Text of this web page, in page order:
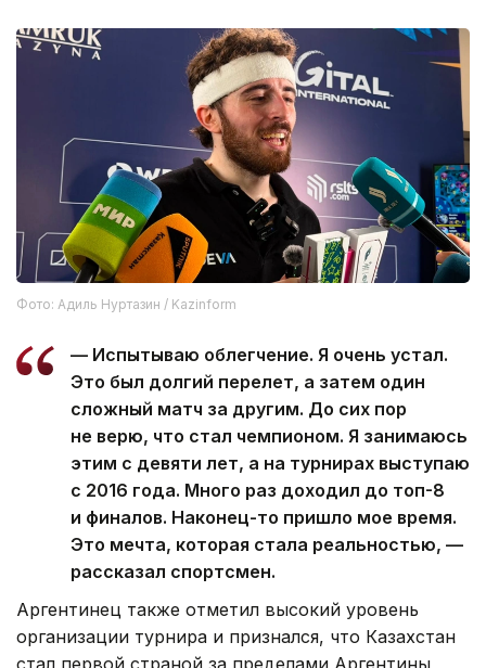
Фото: Адиль Нуртазин / Kazinform
— Испытываю облегчение. Я очень устал.
Это был долгий перелет, а затем один
сложный матч за другим. До сих пор
не верю, что стал чемпионом. Я занимаюсь
этим с девяти лет, а на турнирах выступаю
с 2016 года. Много раз доходил до топ-8
и финалов. Наконец-то пришло мое время.
Это мечта, которая стала реальностью, —
рассказал спортсмен.
Аргентинец также отметил высокий уровень
организации турнира и признался, что Казахстан
стал первой страной за пределами Аргентины,